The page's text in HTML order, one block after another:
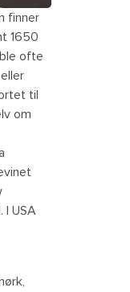
finner
1650
ofte
til
om
I USA